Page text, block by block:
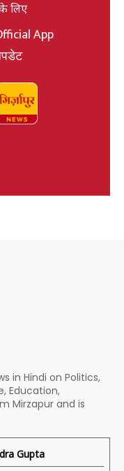
लिए
App
in Hindi on Politics,
Education,
Mirzapur and is
Gupta